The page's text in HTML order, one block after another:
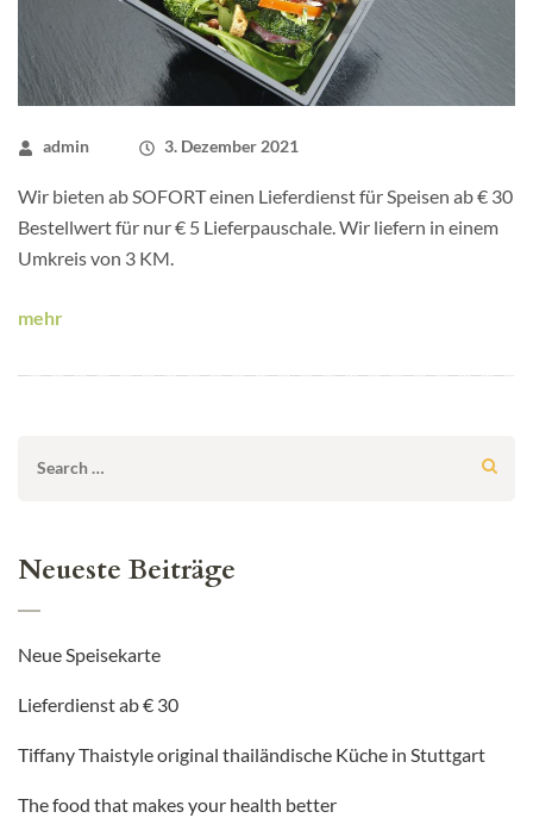
admin 3. Dezember 2021
Wir bieten ab SOFORT einen Lieferdienst für Speisen ab € 30
Bestellwert für nur € 5 Lieferpauschale. Wir liefern in einem
Umkreis von 3 KM.
mehr
Search
Neueste Beiträge
Neue Speisekarte
Lieferdienst ab € 30
Tiffany Thaistyle original thailändische Küche in Stuttgart
The food that makes your health better